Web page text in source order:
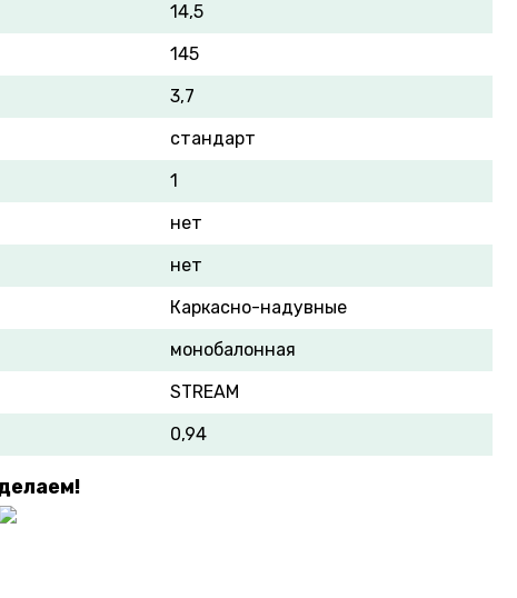
14,5
145
3,7
стандарт
1
нет
нет
Каркасно-надувные
монобалонная
STREAM
0,94